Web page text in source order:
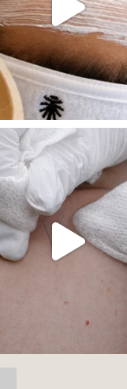
שהעור פשוט צריך לעצור רגע,